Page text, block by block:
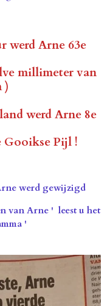
werd Arne 63e
millimeter van
)
werd Arne 8e
Gooikse Pijl !
werd gewijzigd
van Arne ' leest u het
'